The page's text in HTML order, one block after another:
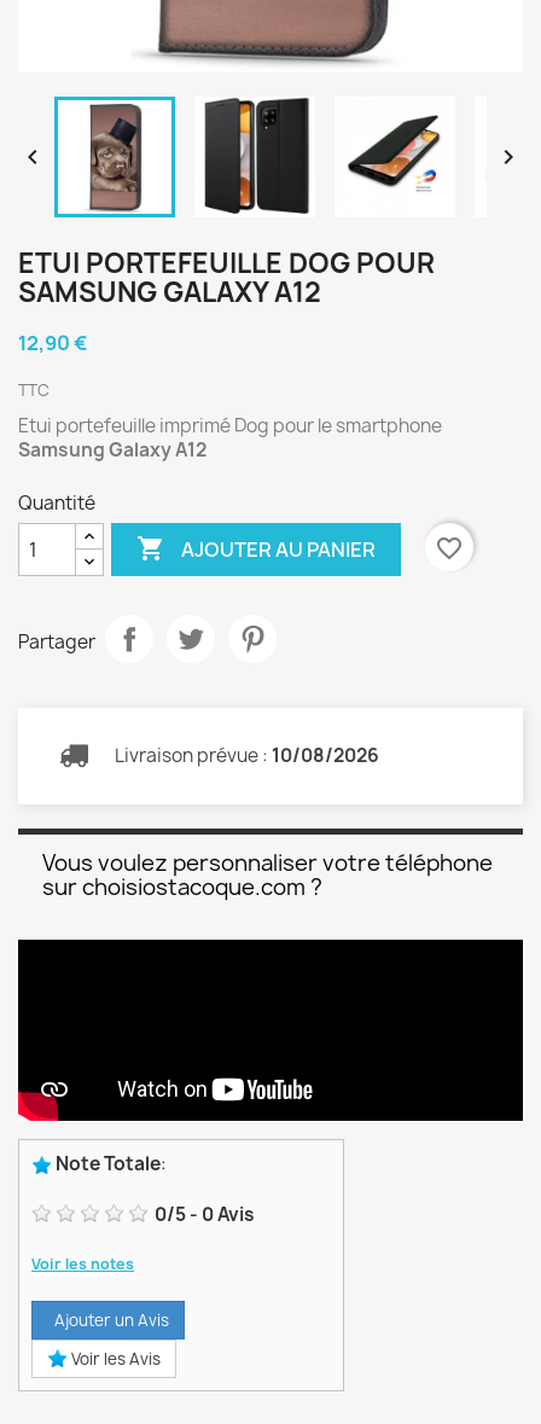
 
ETUI PORTEFEUILLE DOG POUR
SAMSUNG GALAXY A12
12,90 €
TTC
Etui portefeuille imprimé Dog pour le smartphone
Samsung Galaxy A12
Quantité
 AJOUTER AU PANIER favorite_border
Partager
Livraison prévue : 10/08/2026
Vous voulez personnaliser votre téléphone
sur choisiostacoque.com ?
Note Totale:
0/5- 0Avis
Voir les notes
Ajouter un Avis
Voir les Avis